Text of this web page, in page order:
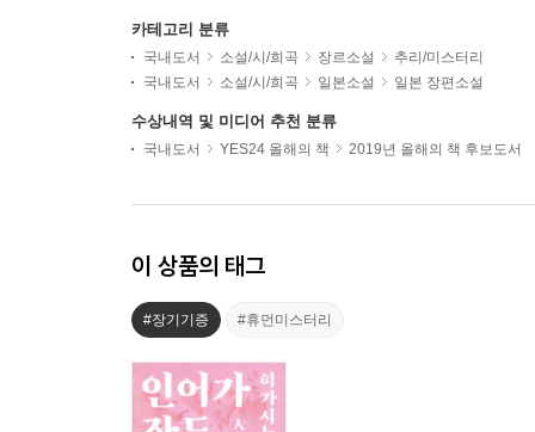
카테고리 분류
국내도서 소설/시/희곡 장르소설
추리/미스터리
국내도서
소설/시/희곡 일본소설 일본 장편소설
수상내역 및 미디어 추천 분류
국내도서 YES24 올해의 책 2019년 올해의 책 후보도서
이 상품의 태그
#장기기증 #휴먼미스터리